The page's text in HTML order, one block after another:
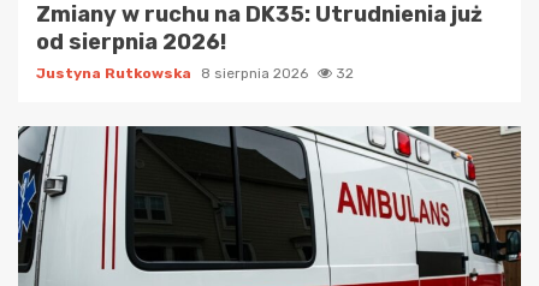
Zmiany w ruchu na DK35: Utrudnienia już
od sierpnia 2026!
Justyna Rutkowska 8 sierpnia 2026 32